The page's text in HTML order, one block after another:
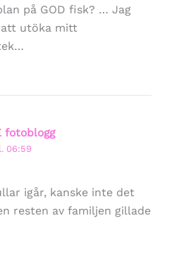
på GOD fisk? … Jag
utöka mitt
fotoblogg
06:59
igår, kanske inte det
resten av familjen gillade